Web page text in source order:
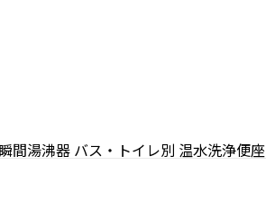
瞬間湯沸器 バス・トイレ別 温水洗浄便座